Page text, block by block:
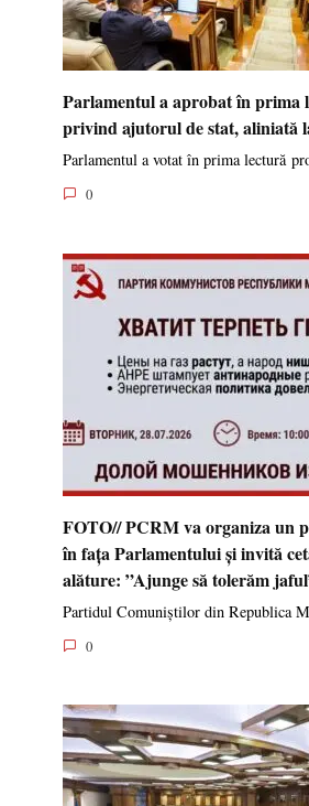
Parlamentul a aprobat în prima
privind ajutorul de stat, aliniată
Parlamentul a votat în prima lectură
0
FOTO// PCRM va organiza un
în fața Parlamentului și invită
alăture: ”Ajunge să tolerăm
Partidul Comuniștilor din Republica
0